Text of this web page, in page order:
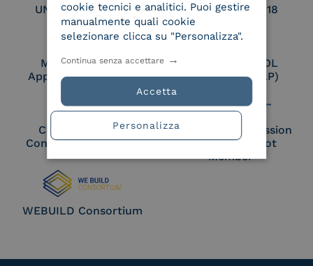
UNI EN ISO 27017 UNI EN ISO 27018
Membro Adobe
Approved Trust List
Certified PEPPOL
Access Point (AP)
Cloud Signature
Consortium Member
European Commission
Large Scale Pilot
Member
WEBUILD Consortium
cookie tecnici e analitici. Puoi gestire
manualmente quali cookie
selezionare clicca su "Personalizza".
Accetta
Continua senza accettare
Personalizza